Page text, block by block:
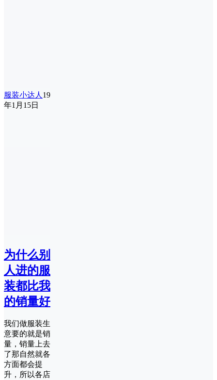
服装小达人 19
年1月15日
为什么别
人进的服
装都比我
的销量好
我们做服装生
意要的就是销
量，销量上去
了那自然就各
方面都会提
升，所以各店